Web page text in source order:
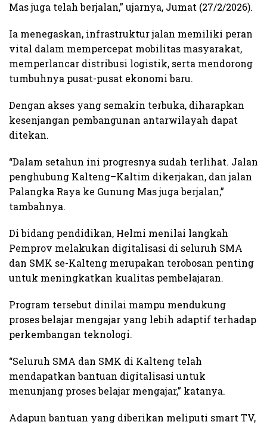
Mas juga telah berjalan,” ujarnya, Jumat (27/2/2026).
Ia menegaskan, infrastruktur jalan memiliki peran
vital dalam mempercepat mobilitas masyarakat,
memperlancar distribusi logistik, serta mendorong
tumbuhnya pusat-pusat ekonomi baru.
Dengan akses yang semakin terbuka, diharapkan
kesenjangan pembangunan antarwilayah dapat
ditekan.
“Dalam setahun ini progresnya sudah terlihat. Jalan
penghubung Kalteng–Kaltim dikerjakan, dan jalan
Palangka Raya ke Gunung Mas juga berjalan,”
tambahnya.
Di bidang pendidikan, Helmi menilai langkah
Pemprov melakukan digitalisasi di seluruh SMA
dan SMK se-Kalteng merupakan terobosan penting
untuk meningkatkan kualitas pembelajaran.
Program tersebut dinilai mampu mendukung
proses belajar mengajar yang lebih adaptif terhadap
perkembangan teknologi.
“Seluruh SMA dan SMK di Kalteng telah
mendapatkan bantuan digitalisasi untuk
menunjang proses belajar mengajar,” katanya.
Adapun bantuan yang diberikan meliputi smart TV,